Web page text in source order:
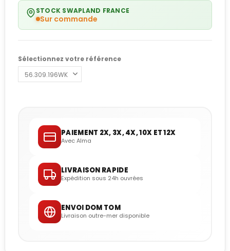
STOCK SWAPLAND FRANCE
Sur commande
Sélectionnez votre référence
PAIEMENT 2X, 3X, 4X, 10X ET 12X
Avec Alma
LIVRAISON RAPIDE
Expédition sous 24h ouvrées
ENVOI DOM TOM
Livraison outre-mer disponible